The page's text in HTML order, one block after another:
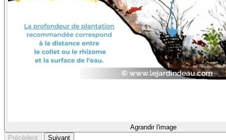
Agrandir l'image
Précédent
Suivant